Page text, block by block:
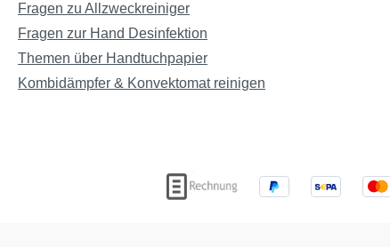
Fragen zu Allzweckreiniger
Fragen zur Hand Desinfektion
Themen über Handtuchpapier
Kombidämpfer & Konvektomat reinigen